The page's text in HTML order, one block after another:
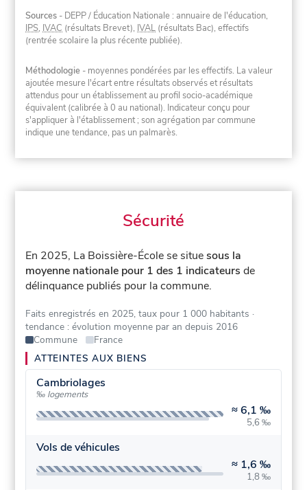
Sources - DEPP / Éducation Nationale : annuaire de l'éducation,
IPS, IVAC (résultats Brevet), IVAL (résultats Bac), effectifs
(rentrée scolaire la plus récente publiée).
Méthodologie - moyennes pondérées par les effectifs. La valeur
ajoutée mesure l'écart entre résultats observés et résultats
attendus pour un établissement au profil socio-académique
équivalent (calibrée à 0 au national). Indicateur conçu pour
s'appliquer à l'établissement ; son agrégation par commune
indique une tendance, pas un palmarès.
Sécurité
En 2025, La Boissière-École se situesous la
moyenne nationale pour 1 des 1 indicateurs de
délinquance publiés pour la commune.
Faits enregistrés en 2025, taux pour 1 000 habitants ·
tendance : évolution moyenne par an depuis 2016
Commune
France
ATTEINTES AUX BIENS
Cambriolages
‰ logements
≈6,1 ‰
5,6 ‰
Vols de véhicules
≈ 1,6 ‰
1,8 ‰